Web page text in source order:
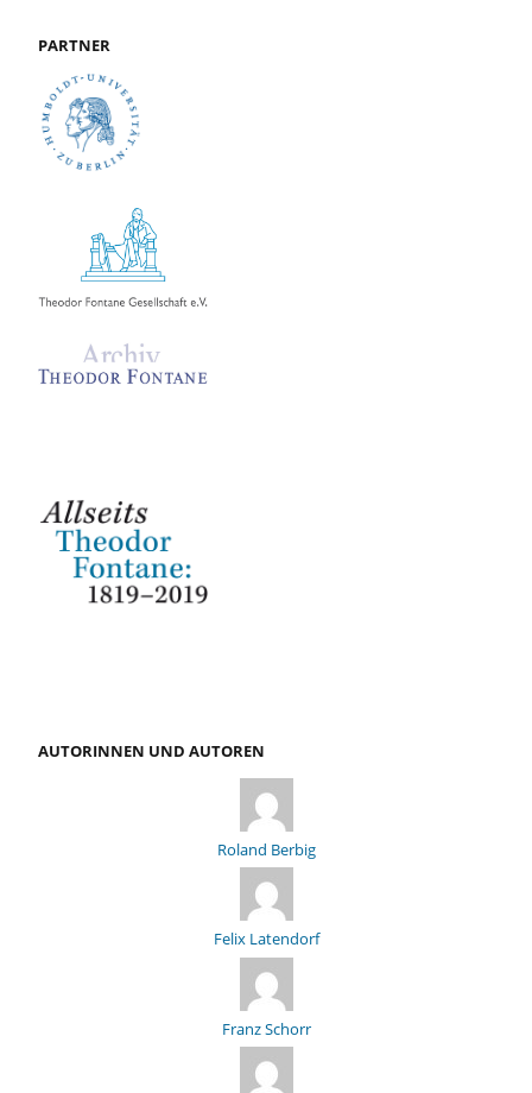
PARTNER
AUTORINNEN UND AUTOREN
Roland Berbig
Felix Latendorf
Franz Schorr